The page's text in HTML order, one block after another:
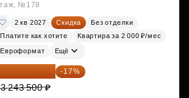
№178
2 кв 2027 Скидка
Без отделки
Платите как хотите
Квартира за 2 000 ₽/мес
Евроформат Ещё
19 292 105 ₽ -17%
243 500 ₽